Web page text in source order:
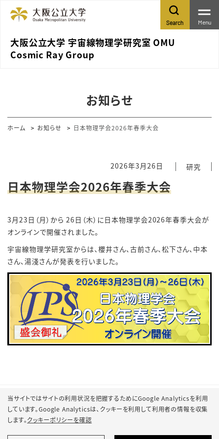
大阪公立大学 宇宙線物理学研究室 OMU
Cosmic Ray Group
Search Menu
お知らせ
ホーム お知らせ 日本物理学会2026年春季大会
2026年3月26日 研究
日本物理学会2026年春季大会
3月23日（月）から 26日（木）に日本物理学会2026年春季大会が
オンラインで開催されました。
宇宙線物理学研究室からは、櫻井さん、古前さん、松下さん、中本
さん、湯淺さんが発表を行いました。
当サイトではサイトの利用状況を把握するためにGoogle Analyticsを利用
しています。Google Analyticsは、 クッキーを利用して利用者の情報を収集
します。クッキーポリシーを確認